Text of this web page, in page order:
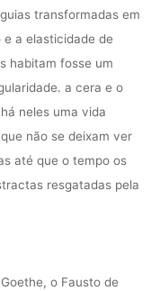
transformadas em
a elasticidade de
habitam fosse um
a cera e o
neles uma vida
não se deixam ver
até que o tempo os
resgatadas pela
o Fausto de